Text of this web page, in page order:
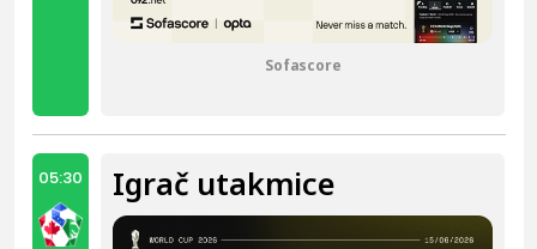
Sofascore
05:30 Igrač utakmice